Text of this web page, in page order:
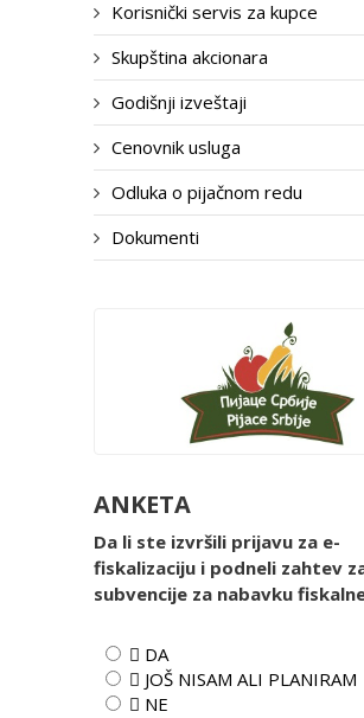
Korisnički servis za kupce
Skupština akcionara
Godišnji izveštaji
Cenovnik usluga
Odluka o pijačnom redu
Dokumenti
ANKETA
Da li ste izvršili prijavu za e-
fiskalizaciju i podneli zahtev
subvencije za nabavku
 DA
 JOŠ NISAM ALI PLANIRAM
 NE